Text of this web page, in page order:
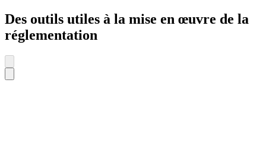
Des outils utiles à la mise en œuvre de la
réglementation